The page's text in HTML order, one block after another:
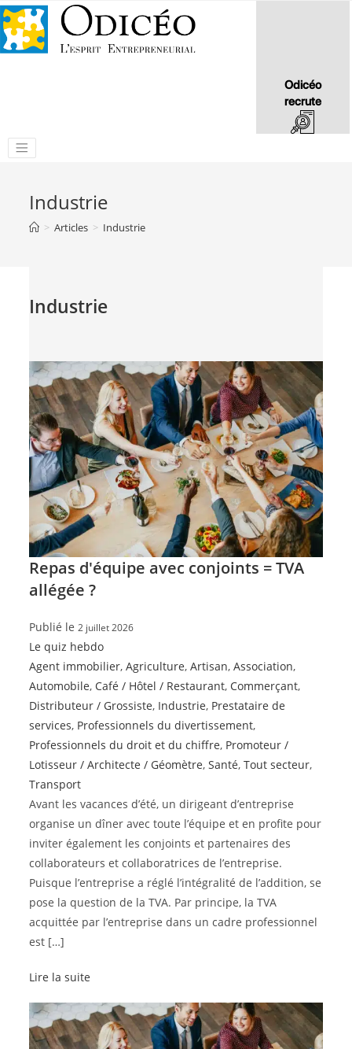
Odicéo
recrute
Industrie
> Articles > Industrie
Industrie
Repas d'équipe avec conjoints = TVA
allégée ?
Publié le 2 juillet 2026
Le quiz hebdo
Agent immobilier,Agriculture,Artisan,Association,
Automobile, Café / Hôtel / Restaurant, Commerçant,
Distributeur / Grossiste, Industrie, Prestataire de
services, Professionnels du divertissement,
Professionnels du droit et du chiffre, Promoteur /
Lotisseur / Architecte / Géomètre,Santé,Tout secteur,
Transport
Avant les vacances d’été, un dirigeant d’entreprise
organise un dîner avec toute l’équipe et en profite pour
inviter également les conjoints et partenaires des
collaborateurs et collaboratrices de l’entreprise.
Puisque l’entreprise a réglé l’intégralité de l’addition, se
pose la question de la TVA. Par principe, la TVA
acquittée par l’entreprise dans un cadre professionnel
est […]
Lire la suite